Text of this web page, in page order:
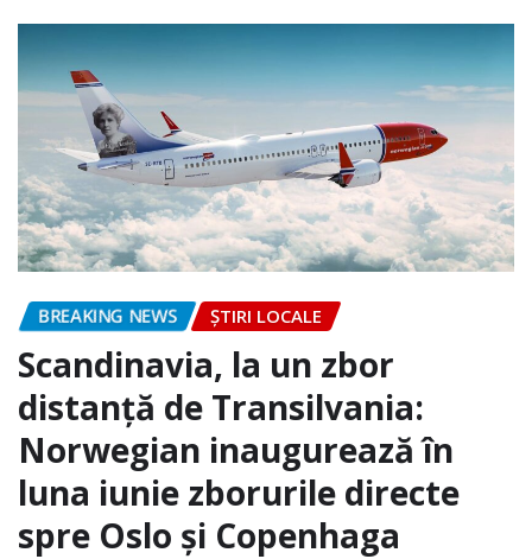
BREAKING NEWS ȘTIRI LOCALE
Scandinavia, la un zbor
distanță de Transilvania:
Norwegian inaugurează în
luna iunie zborurile directe
spre Oslo și Copenhaga